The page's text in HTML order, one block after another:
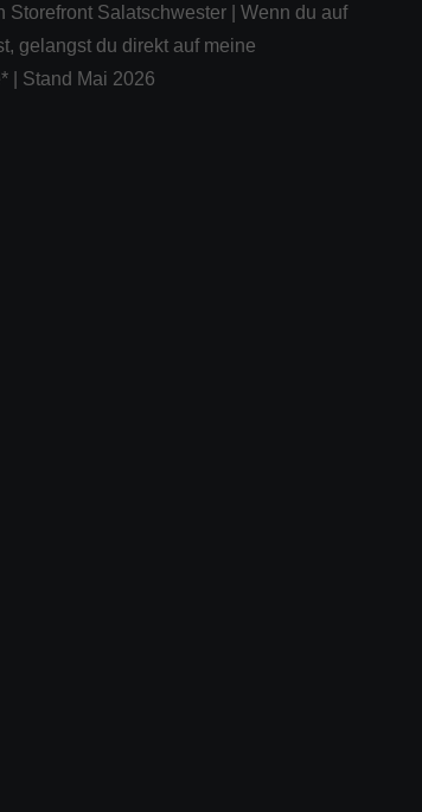
Storefront Salatschwester | Wenn du auf
gelangst du direkt auf meine
| Stand Mai 2026